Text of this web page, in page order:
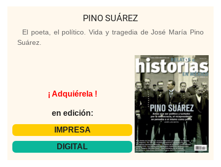
PINO SUÁREZ
El poeta, el político. Vida y tragedia de José María Pino
Suárez.
¡ Adquiérela !
en edición:
IMPRESA
DIGITAL